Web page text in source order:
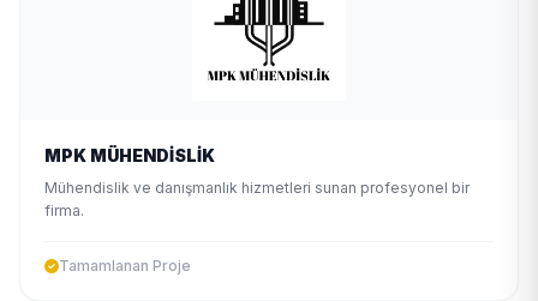
MPK MÜHENDİSLİK
Mühendislik ve danışmanlık hizmetleri sunan profesyonel bir
firma.
Tamamlanan Proje